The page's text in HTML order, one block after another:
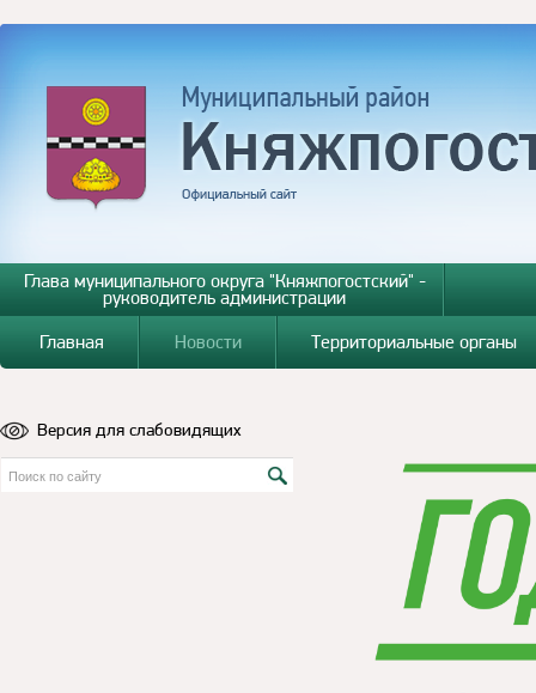
Глава муниципального округа "Княжпогостский" -
руководитель администрации
Главная
Новости Территориальные органы
Версия для слабовидящих